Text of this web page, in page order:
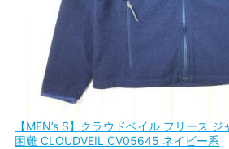
【MEN’s S】クラウドベイル フリース
困難 CLOUDVEIL CV05645 ネイビー系